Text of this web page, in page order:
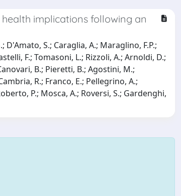
implications following an
S.; Caraglia, A.; Maraglino, F.P.;
F.; Tomasoni, L.; Rizzoli, A.; Arnoldi, D.;
B.; Pieretti, B.; Agostini, M.;
R.; Franco, E.; Pellegrino, A.;
P.; Mosca, A.; Roversi, S.; Gardenghi,